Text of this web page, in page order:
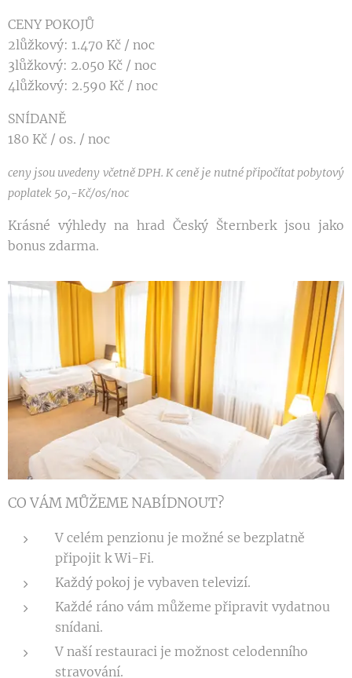
CENY POKOJŮ
2lůžkový: 1.470 Kč / noc
3lůžkový: 2.050 Kč / noc
4lůžkový: 2.590 Kč / noc
SNÍDANĚ
180 Kč / os. / noc
ceny jsou uvedeny včetně DPH. K ceně je nutné připočítat pobytový
poplatek 50,-Kč/os/noc
Krásné výhledy na hrad Český Šternberk jsou jako
bonus zdarma.
CO VÁM MŮŽEME NABÍDNOUT?
V celém penzionu je možné se bezplatně
připojit k Wi-Fi.
Každý pokoj je vybaven televizí.
Každé ráno vám můžeme připravit vydatnou
snídani.
V naší restauraci je možnost celodenního
stravování.